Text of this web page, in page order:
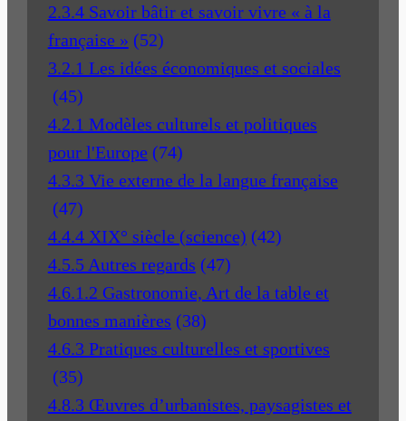
2.3.4 Savoir bâtir et savoir vivre « à la
française » (52)
3.2.1 Les idées économiques et sociales
(45)
4.2.1 Modèles culturels et politiques
pour l'Europe (74)
4.3.3 Vie externe de la langue française
(47)
4.4.4 XIX° siècle (science) (42)
4.5.5 Autres regards (47)
4.6.1.2 Gastronomie, Art de la table et
bonnes manières (38)
4.6.3 Pratiques culturelles et sportives
(35)
4.8.3 Œuvres d’urbanistes, paysagistes et